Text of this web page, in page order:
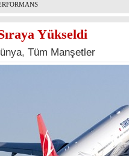
EN DEĞERLİLERİ ARASINDA
Yükseldi
, Tüm Manşetler